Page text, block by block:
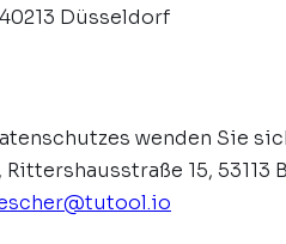
Düsseldorf
wenden Sie
15, 53113